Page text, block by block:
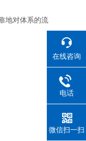
地对体系的流
在线咨询
电话
微信扫一扫